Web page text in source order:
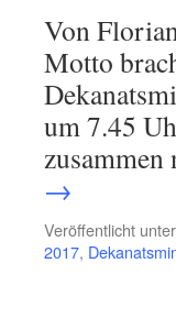
Von
Motto
um 7.45
→
Veröffentlicht unter
2017,